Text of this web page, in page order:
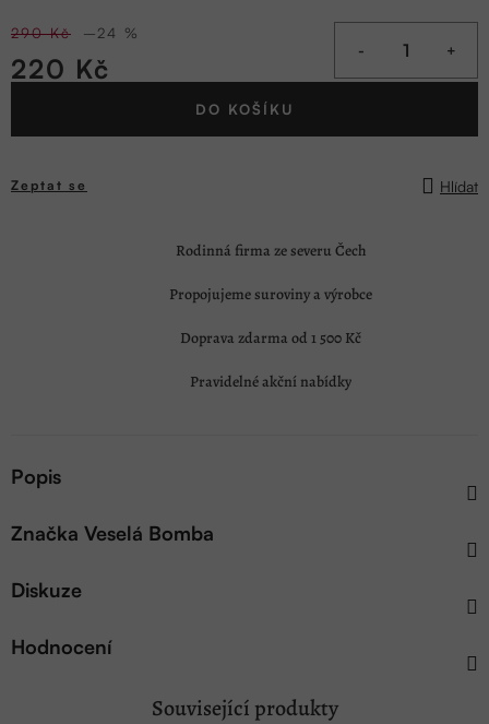
290 Kč –24 %
220 Kč
DO KOŠÍKU
Zeptat se Hlídat
Rodinná firma ze severu Čech
Propojujeme suroviny a výrobce
Doprava zdarma od 1 500 Kč
Pravidelné akční nabídky
Popis
Značka Veselá Bomba
Diskuze
Hodnocení
Související produkty